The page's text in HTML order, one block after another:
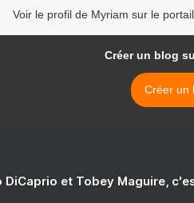
Voir le profil de Myriam sur le
Créer un blog
Créer un
DiCaprio et Tobey Maguire,